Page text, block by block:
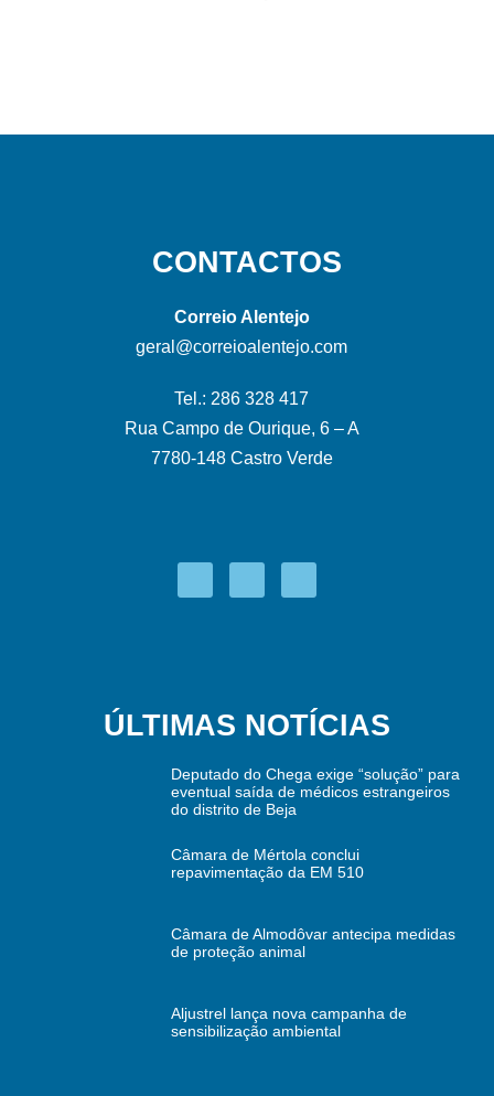
CONTACTOS
Correio Alentejo
geral@correioalentejo.com
Tel.: 286 328 417
Rua Campo de Ourique, 6 – A
7780-148 Castro Verde
ÚLTIMAS NOTÍCIAS
Deputado do Chega exige “solução” para
eventual saída de médicos estrangeiros
do distrito de Beja
Câmara de Mértola conclui
repavimentação da EM 510
Câmara de Almodôvar antecipa medidas
de proteção animal
Aljustrel lança nova campanha de
sensibilização ambiental